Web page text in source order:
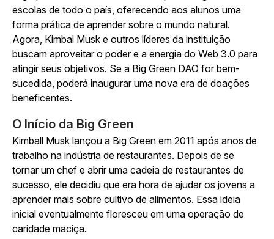
escolas de todo o país, oferecendo aos alunos uma
forma prática de aprender sobre o mundo natural.
Agora, Kimbal Musk e outros líderes da instituição
buscam aproveitar o poder e a energia do Web 3.0 para
atingir seus objetivos. Se a Big Green DAO for bem-
sucedida, poderá inaugurar uma nova era de doações
beneficentes.
O Início da Big Green
Kimball Musk lançou a Big Green em 2011 após anos de
trabalho na indústria de restaurantes. Depois de se
tornar um chef e abrir uma cadeia de restaurantes de
sucesso, ele decidiu que era hora de ajudar os jovens a
aprender mais sobre cultivo de alimentos. Essa ideia
inicial eventualmente floresceu em uma operação de
caridade maciça.